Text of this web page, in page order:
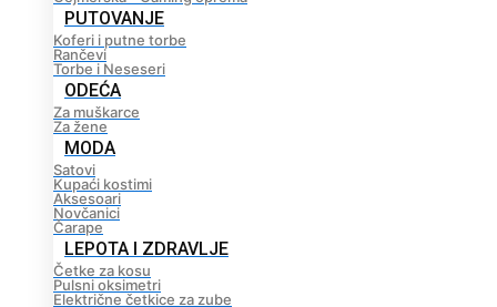
PUTOVANJE
Koferi i putne torbe
Rančevi
Torbe i Neseseri
ODEĆA
Za muškarce
Za žene
MODA
Satovi
Kupaći kostimi
Aksesoari
Novčanici
Čarape
LEPOTA I ZDRAVLJE
Četke za kosu
Pulsni oksimetri
Električne četkice za zube